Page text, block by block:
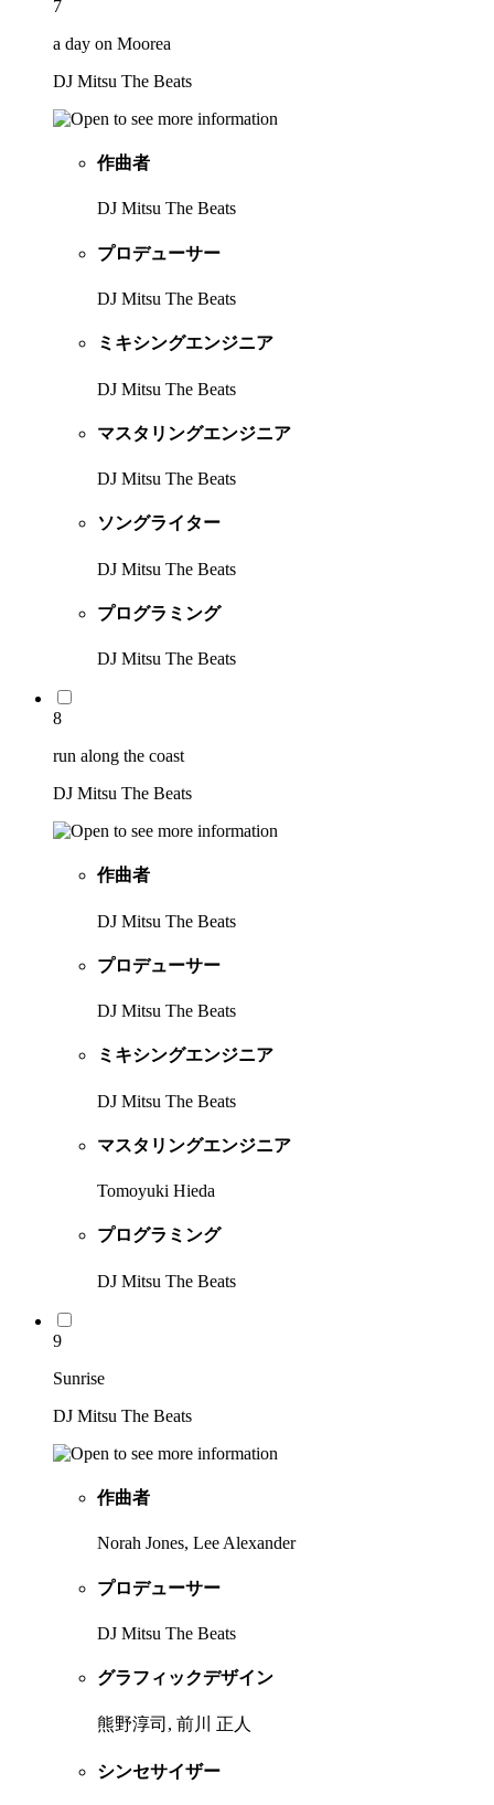
7
a day on Moorea
DJ Mitsu The Beats
作曲者
DJ Mitsu The Beats
プロデューサー
DJ Mitsu The Beats
ミキシングエンジニア
DJ Mitsu The Beats
マスタリングエンジニア
DJ Mitsu The Beats
ソングライター
DJ Mitsu The Beats
プログラミング
DJ Mitsu The Beats
8
run along the coast
DJ Mitsu The Beats
作曲者
DJ Mitsu The Beats
プロデューサー
DJ Mitsu The Beats
ミキシングエンジニア
DJ Mitsu The Beats
マスタリングエンジニア
Tomoyuki Hieda
プログラミング
DJ Mitsu The Beats
9
Sunrise
DJ Mitsu The Beats
作曲者
Norah Jones, Lee Alexander
プロデューサー
DJ Mitsu The Beats
グラフィックデザイン
熊野淳司, 前川 正人
シンセサイザー